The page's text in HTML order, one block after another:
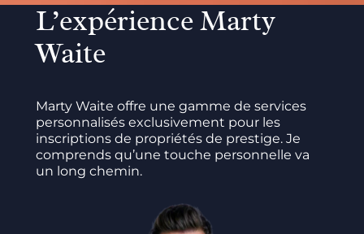
L’expérience Marty
Waite
Marty Waite offre une gamme de services
personnalisés exclusivement pour les
inscriptions de propriétés de prestige. Je
comprends qu’une touche personnelle va
un long chemin.